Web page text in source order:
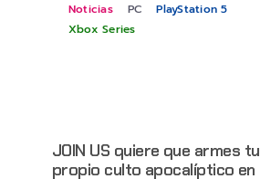
Noticias PC
PlayStation 5
Xbox Series
JOIN US quiere que armes tu
propio culto apocalíptico en